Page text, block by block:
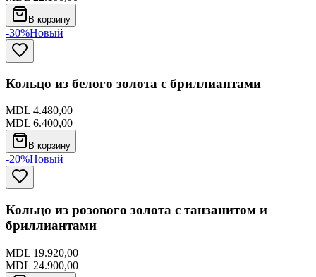
В корзину
-30%Новый
Кольцо из белого золота с бриллиантами
MDL 4.480,00
MDL 6.400,00
В корзину
-20%Новый
Кольцо из розового золота с танзанитом и
бриллиантами
MDL 19.920,00
MDL 24.900,00